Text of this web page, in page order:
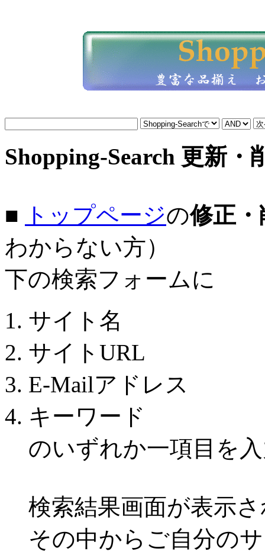
Shopping-Search 更新・
■ トップページの修正・
わからない方）
下の検索フォームに
サイト名
サイトURL
E-Mailアドレス
キーワード
のいずれか一項目を
検索結果画面が表示
その中からご自分の